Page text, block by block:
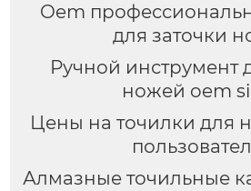
Oem
для заточки
Ручной инструмент
ножей oem
Цены на точилки для
Алмазные точильные